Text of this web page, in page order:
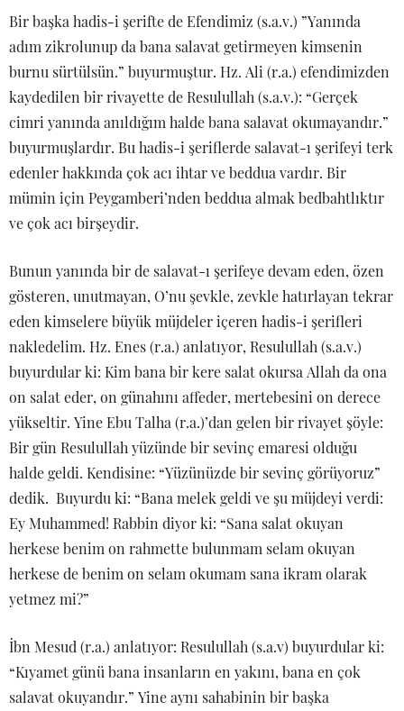
Bir başka hadis-i şerifte de Efendimiz (s.a.v.) ”Yanında
adım zikrolunup da bana salavat getirmeyen kimsenin
burnu sürtülsün.” buyurmuştur. Hz. Ali (r.a.) efendimizden
kaydedilen bir rivayette de Resulullah (s.a.v.): “Gerçek
cimri yanında anıldığım halde bana salavat okumayandır.”
buyurmuşlardır. Bu hadis-i şeriflerde salavat-ı şerifeyi terk
edenler hakkında çok acı ihtar ve beddua vardır. Bir
mümin için Peygamberi’nden beddua almak bedbahtlıktır
ve çok acı birşeydir.
Bunun yanında bir de salavat-ı şerifeye devam eden, özen
gösteren, unutmayan, O’nu şevkle, zevkle hatırlayan tekrar
eden kimselere büyük müjdeler içeren hadis-i şerifleri
nakledelim. Hz. Enes (r.a.) anlatıyor, Resulullah (s.a.v.)
buyurdular ki: Kim bana bir kere salat okursa Allah da ona
on salat eder, on günahını affeder, mertebesini on derece
yükseltir. Yine Ebu Talha (r.a.)’dan gelen bir rivayet şöyle:
Bir gün Resulullah yüzünde bir sevinç emaresi olduğu
halde geldi. Kendisine: “Yüzünüzde bir sevinç görüyoruz”
dedik. Buyurdu ki: “Bana melek geldi ve şu müjdeyi verdi:
Ey Muhammed! Rabbin diyor ki: “Sana salat okuyan
herkese benim on rahmette bulunmam selam okuyan
herkese de benim on selam okumam sana ikram olarak
yetmez mi?”
İbn Mesud (r.a.) anlatıyor: Resulullah (s.a.v) buyurdular ki:
“Kıyamet günü bana insanların en yakını, bana en çok
salavat okuyandır.” Yine aynı sahabinin bir başka